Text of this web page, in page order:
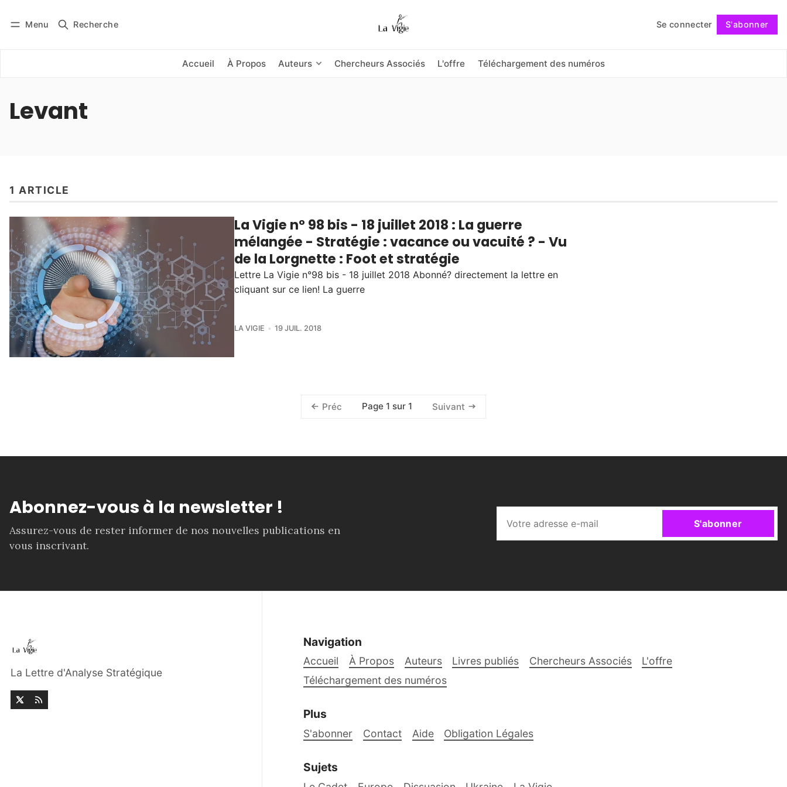
Menu Recherche Se connecter S'abonner
Accueil À Propos Auteurs Chercheurs Associés L'offre Téléchargement des numéros
Se connecter Suivre
Levant
1 ARTICLE
La Vigie n° 98 bis - 18 juillet 2018 : La guerre
mélangée - Stratégie : vacance ou vacuité ? - Vu
de la Lorgnette : Foot et stratégie
Lettre La Vigie n°98 bis - 18 juillet 2018 Abonné? directement la lettre en
cliquant sur ce lien! La guerre
LA VIGIE 19 JUIL. 2018
Préc Page 1 sur 1 Suivant
Abonnez-vous à la newsletter !
Assurez-vous de rester informer de nos nouvelles publications en
vous inscrivant.
S'abonner
La Lettre d'Analyse Stratégique
Navigation
Accueil À Propos Auteurs Livres publiés Chercheurs Associés
L'offre
Téléchargement des numéros
Plus
S'abonner Contact Aide Obligation Légales
Sujets